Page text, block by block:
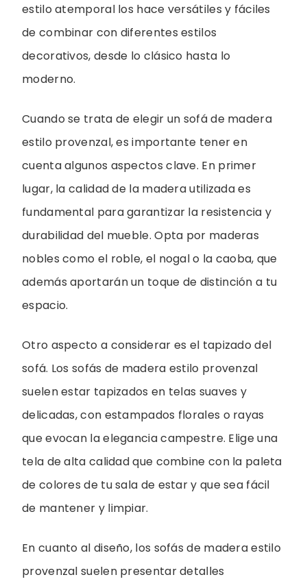
estilo atemporal los hace versátiles y fáciles
de combinar con diferentes estilos
decorativos, desde lo clásico hasta lo
moderno.
Cuando se trata de elegir un sofá de madera
estilo provenzal, es importante tener en
cuenta algunos aspectos clave. En primer
lugar, la calidad de la madera utilizada es
fundamental para garantizar la resistencia y
durabilidad del mueble. Opta por maderas
nobles como el roble, el nogal o la caoba, que
además aportarán un toque de distinción a tu
espacio.
Otro aspecto a considerar es el tapizado del
sofá. Los sofás de madera estilo provenzal
suelen estar tapizados en telas suaves y
delicadas, con estampados florales o rayas
que evocan la elegancia campestre. Elige una
tela de alta calidad que combine con la paleta
de colores de tu sala de estar y que sea fácil
de mantener y limpiar.
En cuanto al diseño, los sofás de madera estilo
provenzal suelen presentar detalles